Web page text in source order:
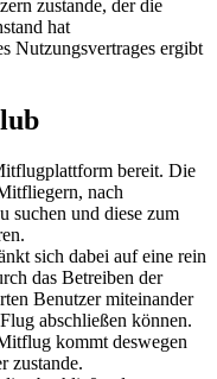
zustande, der die
hat
Nutzungsvertrages ergibt
bereit. Die
nach
suchen und diese zum
sich dabei auf eine rein
das Betreiben der
Benutzer miteinander
abschließen können.
kommt deswegen
zustande.